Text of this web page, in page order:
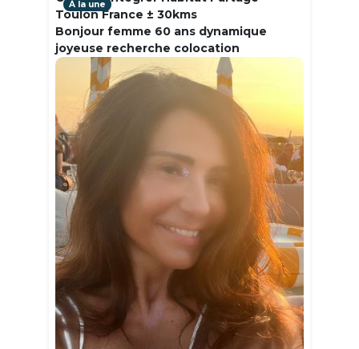
Toulon France ± 30kms
Bonjour femme 60 ans dynamique
joyeuse recherche colocation
À la une